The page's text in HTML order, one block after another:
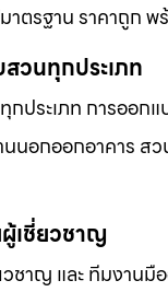
ตรฐาน ราคาถูก
วนทุกประเภท
ระเภท การออก
นอกออกอาคาร ส
เชี่ยวชาญ
ชาญ และ ทีมงา